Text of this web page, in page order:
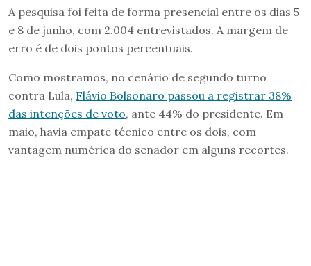
A pesquisa foi feita de forma presencial entre os dias 5
e 8 de junho, com 2.004 entrevistados. A margem de
erro é de dois pontos percentuais.
Como mostramos, no cenário de segundo turno
contra Lula, Flávio Bolsonaro passou a registrar 38%
das intenções de voto, ante 44% do presidente. Em
maio, havia empate técnico entre os dois, com
vantagem numérica do senador em alguns recortes.